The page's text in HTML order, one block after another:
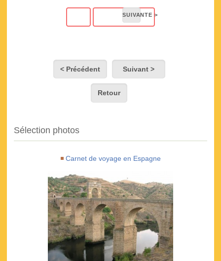
< Précédent Suivant >
Retour
Sélection photos
Carnet de voyage en Espagne